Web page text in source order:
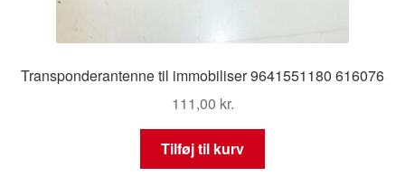
Transponderantenne til immobiliser 9641551180 616076
111,00 kr.
Tilføj til kurv